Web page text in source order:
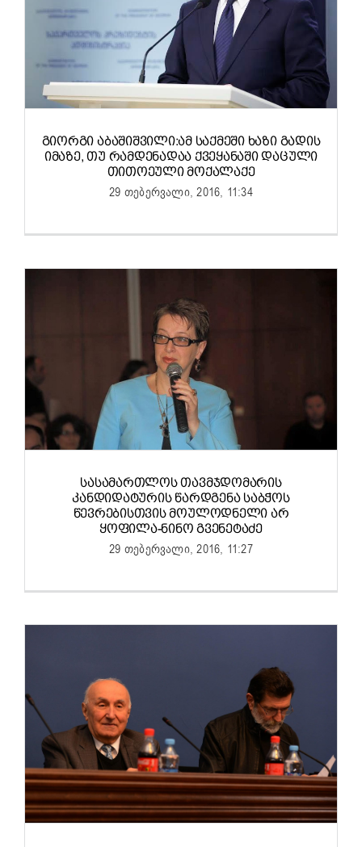
ᲒᲘᲝᲠᲒᲘ ᲐᲑᲐᲨᲘᲨᲕᲘᲚᲘ:ᲐᲛ ᲡᲐᲥᲛᲔᲨᲘ ᲮᲐᲖᲘ ᲒᲐᲓᲘᲡ
ᲘᲛᲐᲖᲔ, ᲗᲣ ᲠᲐᲛᲓᲔᲜᲐᲓᲐᲐ ᲥᲕᲔᲧᲐᲜᲐᲨᲘ ᲓᲐᲪᲣᲚᲘ
ᲗᲘᲗᲝᲔᲣᲚᲘ ᲛᲝᲥᲐᲚᲐᲥᲔ
29 თებერვალი, 2016, 11:34
ᲡᲐᲡᲐᲛᲐᲠᲗᲚᲝᲡ ᲗᲐᲕᲛᲯᲓᲝᲛᲐᲠᲘᲡ
ᲙᲐᲜᲓᲘᲓᲐᲢᲣᲠᲘᲡ ᲬᲐᲠᲓᲒᲔᲜᲐ ᲡᲐᲑᲭᲝᲡ
ᲬᲔᲕᲠᲔᲑᲘᲡᲗᲕᲘᲡ ᲛᲝᲣᲚᲝᲓᲜᲔᲚᲘ ᲐᲠ
ᲧᲝᲤᲘᲚᲐ-ᲜᲘᲜᲝ ᲒᲕᲔᲜᲔᲢᲐᲫᲔ
29 თებერვალი, 2016, 11:27